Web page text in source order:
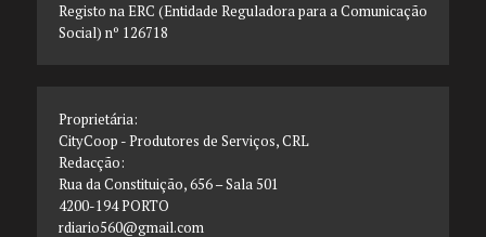
Registo na ERC (Entidade Reguladora para a Comunicação
Social) nº 126718
Proprietária:
CityCoop - Produtores de Serviços, CRL
Redacção:
Rua da Constituição, 656 – Sala 501
4200-194 PORTO
rdiario560@gmail.com